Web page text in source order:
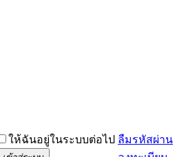
ให้ฉันอยู่ในระบบต่อไป ลืมรหัสผ่าน